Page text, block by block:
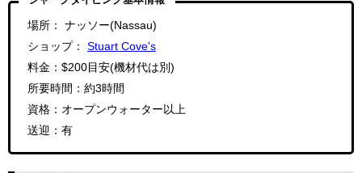
場所： ナッソー(Nassau)
ショップ： Stuart Cove's
料金：$200目安(機材代は別)
所要時間：約3時間
資格：オープンウォーター以上
送迎：有